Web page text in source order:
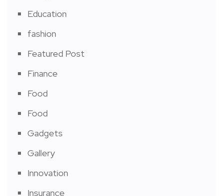
Education
fashion
Featured Post
Finance
Food
Food
Gadgets
Gallery
Innovation
Insurance